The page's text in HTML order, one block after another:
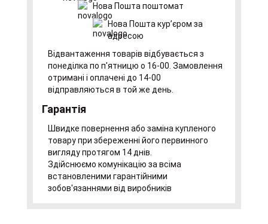
Нова Пошта поштомат
Нова Пошта курʼєром за
адресою
Відвантаження товарів відбувається з
понеділка по п'ятницю о 16-00. Замовлення
отримані і оплачені до 14-00
відправляються в той же день.
Гарантія
Швидке повернення або заміна купленого
товару при збереженні його первинного
вигляду протягом 14 днів.
Здійснюємо комунікацію за всіма
встановленими гарантійними
зобов'язаннями від виробників